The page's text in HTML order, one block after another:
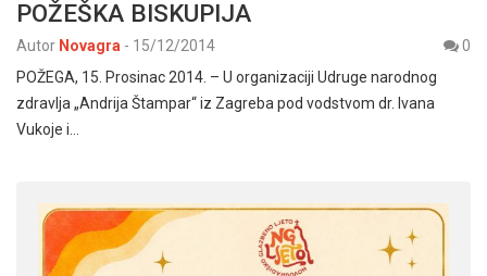
POŽEŠKA BISKUPIJA
Autor Novagra - 15/12/2014
0
POŽEGA, 15. Prosinac 2014. – U organizaciji Udruge narodnog
zdravlja „Andrija Štampar“ iz Zagreba pod vodstvom dr. Ivana
Vukoje i…